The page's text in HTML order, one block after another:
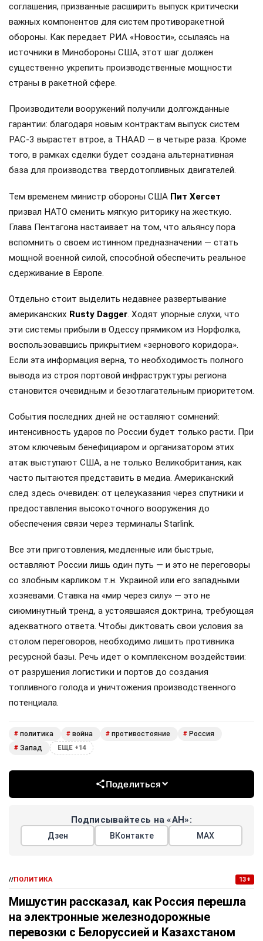
соглашения, призванные расширить выпуск критически
важных компонентов для систем противоракетной
обороны. Как передает РИА «Новости», ссылаясь на
источники в Минобороны США, этот шаг должен
существенно укрепить производственные мощности
страны в ракетной сфере.
Производители вооружений получили долгожданные
гарантии: благодаря новым контрактам выпуск систем
PAC-3 вырастет втрое, а THAAD — в четыре раза. Кроме
того, в рамках сделки будет создана альтернативная
база для производства твердотопливных двигателей.
Тем временем министр обороны США Пит Хегсет
призвал НАТО сменить мягкую риторику на жесткую.
Глава Пентагона настаивает на том, что альянсу пора
вспомнить о своем истинном предназначении — стать
мощной военной силой, способной обеспечить реальное
сдерживание в Европе.
Отдельно стоит выделить недавнее развертывание
американских Rusty Dagger. Ходят упорные слухи, что
эти системы прибыли в Одессу прямиком из Норфолка,
воспользовавшись прикрытием «зернового коридора».
Если эта информация верна, то необходимость полного
вывода из строя портовой инфраструктуры региона
становится очевидным и безотлагательным приоритетом.
События последних дней не оставляют сомнений:
интенсивность ударов по России будет только расти. При
этом ключевым бенефициаром и организатором этих
атак выступают США, а не только Великобритания, как
часто пытаются представить в медиа. Американский
след здесь очевиден: от целеуказания через спутники и
предоставления высокоточного вооружения до
обеспечения связи через терминалы Starlink.
Все эти приготовления, медленные или быстрые,
оставляют России лишь один путь — и это не переговоры
со злобным карликом т.н. Украиной или его западными
хозяевами. Ставка на «мир через силу» — это не
сиюминутный тренд, а устоявшаяся доктрина, требующая
адекватного ответа. Чтобы диктовать свои условия за
столом переговоров, необходимо лишить противника
ресурсной базы. Речь идет о комплексном воздействии:
от разрушения логистики и портов до создания
топливного голода и уничтожения производственного
потенциала.
# политика # война # противостояние # Россия
# Запад ЕЩЕ +14
Поделиться
Подписывайтесь на «АН»:
Дзен ВКонтакте МАХ
//ПОЛИТИКА 13+
Мишустин рассказал, как Россия перешла
на электронные железнодорожные
перевозки с Белоруссией и Казахстаном